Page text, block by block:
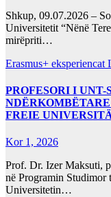
Shkup, 09.07.2026 –
Universitetit “Nënë
mirëpriti…
Erasmus+ eksperiencat
PROFESORI I UNT-
FREIE
Kor 1, 2026
Prof. Dr. Izer Maksuti,
në Programin Studimor
Universitetin…